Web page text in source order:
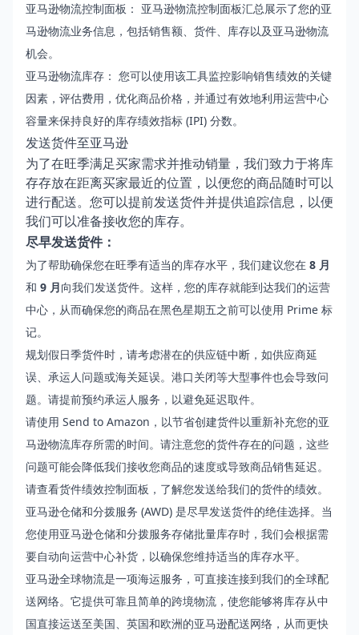
亚马逊物流控制面板 ： 亚马逊物流控制面板汇总展示了您的亚
马逊物流业务信息，包括销售额、货件、库存以及亚马逊物流
机会。
亚马逊物流库存 ： 您可以使用该工具监控影响销售绩效的关键
因素，评估费用，优化商品价格，并通过有效地利用运营中心
容量来保持良好的库存绩效指标 (IPI) 分数。
发送货件至亚马逊
为了在旺季满足买家需求并推动销量，我们致力于将库
存存放在距离买家最近的位置，以便您的商品随时可以
进行配送。您可以提前发送货件并提供追踪信息，以便
我们可以准备接收您的库存。
尽早发送货件：
为了帮助确保您在旺季有适当的库存水平，我们建议您在 8 月
和 9 月向我们发送货件。这样，您的库存就能到达我们的运营
中心，从而确保您的商品在黑色星期五之前可以使用 Prime 标
记。
规划假日季货件时，请考虑潜在的供应链中断，如供应商延
误、承运人问题或海关延误。港口关闭等大型事件也会导致问
题。请提前预约承运人服务，以避免延迟取件。
请使用 Send to Amazon ，以节省创建货件以重新补充您的亚
马逊物流库存所需的时间。请注意您的货件存在的问题 ，这些
问题可能会降低我们接收您商品的速度或导致商品销售延迟。
请查看货件绩效控制面板 ，了解您发送给我们的货件的绩效。
亚马逊仓储和分拨服务 (AWD) 是尽早发送货件的绝佳选择。当
您使用亚马逊仓储和分拨服务存储批量库存时，我们会根据需
要自动向运营中心补货，以确保您维持适当的库存水平。
亚马逊全球物流是一项海运服务，可直接连接到我们的全球配
送网络。它提供可靠且简单的跨境物流，使您能够将库存从中
国直接运送至美国、英国和欧洲的亚马逊配送网络，从而更快